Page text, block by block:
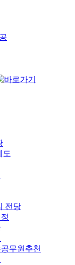
도
전당
무원추천